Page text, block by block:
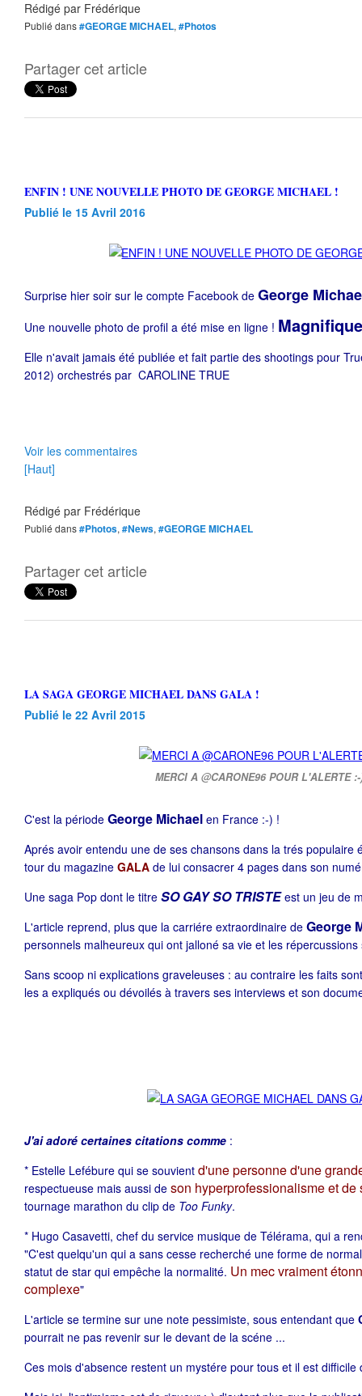
Rédigé par Frédérique
Publié dans#GEORGE MICHAEL, #Photos
Partager cet article
ENFIN ! UNE NOUVELLE PHOTO DE GEORGE MICHAEL !
Publié le 15 Avril 2016
Surprise hier soir sur le compte Facebook de George
Une nouvelle photo de profil a été mise en ligne !
Elle n'avait jamais été publiée et fait partie des shootings pour
2012) orchestrés par CAROLINE TRUE
Voir les commentaires
[Haut]
Rédigé par Frédérique
Publié dans#Photos, #News, #GEORGE MICHAEL
Partager cet article
LA SAGA GEORGE MICHAEL DANS GALA !
Publié le 22 Avril 2015
MERCI A @CARONE96 POUR L'ALERTE
C'est la période George Michael en France :-) !
Aprés avoir entendu une de ses chansons dans la trés populaire
tour du magazine GALA de lui consacrer 4 pages dans son
Une saga Pop dont le titre SO GAY SO TRISTEest un jeu de
L'article reprend, plus que la carriére extraordinaire de George
personnels malheureux qui ont jalloné sa vie et les
Sans scoop ni explications graveleuses : au contraire les faits
les a expliqués ou dévoilés à travers ses interviews et son
J'ai adoré certaines citations comme :
* Estelle Lefébure qui se souvient d'une personne d'une
respectueuse mais aussi de son hyperprofessionalisme et
tournage marathon du clip de Too Funky.
* Hugo Casavetti, chef du service musique de Télérama, qui a
"C'est quelqu'un qui a sans cesse recherché une forme de
statut de star qui empêche la normalité. Un mec vraiment
complexe"
L'article se termine sur une note pessimiste, sous entendant que
pourrait ne pas revenir sur le devant de la scéne ...
Ces mois d'absence restent un mystére pour tous et il est difficile